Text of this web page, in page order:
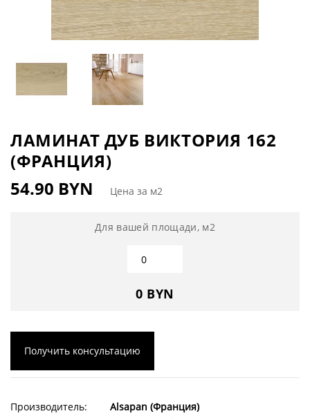
ЛАМИНАТ ДУБ ВИКТОРИЯ 162
(ФРАНЦИЯ)
54.90 BYN
Цена за м2
Для вашей площади, м2
0 BYN
Получить консультацию
Производитель:
Alsapan (Франция)